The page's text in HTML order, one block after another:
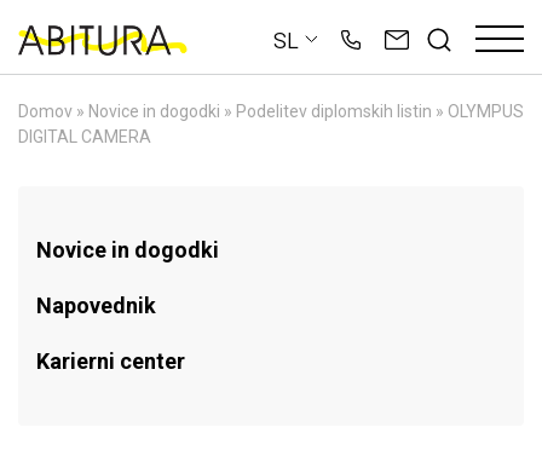
content
SL
Domov » Novice in dogodki » Podelitev diplomskih listin » OLYMPUS
DIGITAL CAMERA
Novice in dogodki
Napovednik
Karierni center